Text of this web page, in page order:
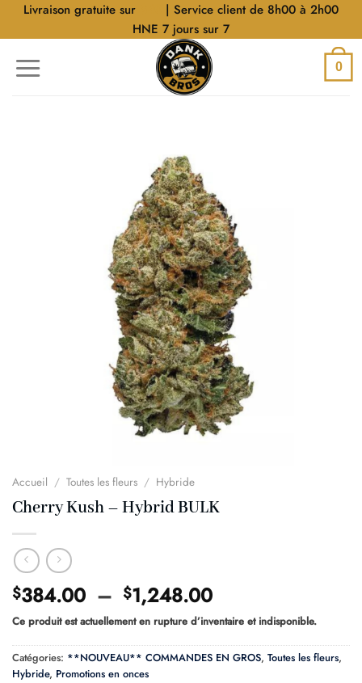
AllerLivraison gratuite sur
| Service client de 8h00 à 2h00
HNE 7 jours sur 7
0
Accueil / Toutes les fleurs / Hybride
Cherry Kush – Hybrid BULK
$384.00 – $1,248.00Plage
de
prix :
$384.00
Ce produit est actuellement en rupture d’inventaire et indisponible.
Catégories: **NOUVEAU** COMMANDES EN GROS, Toutes les fleurs,
Hybride, Promotions en onces